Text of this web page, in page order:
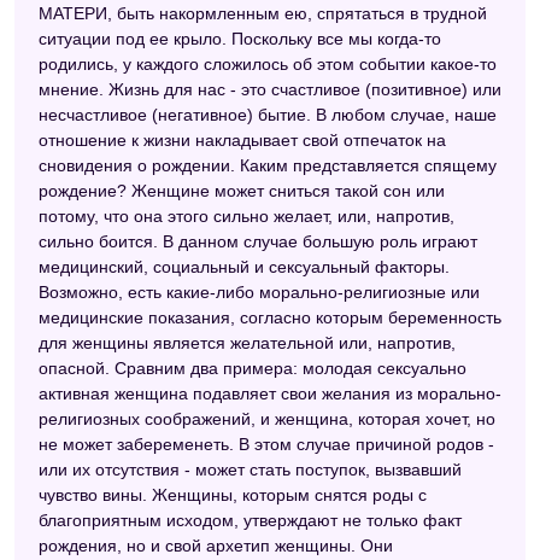
Сонник для стервы
Восточный сонник
Сонник Фэн-шуй
Сонник Хассе
Эзотерический сонник
Сонник Цветкова
Сонник целительницы Федоровской
МАТЕРИ, быть накормленным ею, спрятаться в трудной
ситуации под ее крыло. Поскольку все мы когда-то
родились, у каждого сложилось об этом событии какое-то
мнение. Жизнь для нас - это счастливое (позитивное) или
несчастливое (негативное) бытие. В любом случае, наше
отношение к жизни накладывает свой отпечаток на
сновидения о рождении. Каким представляется спящему
рождение? Женщине может сниться такой сон или
потому, что она этого сильно желает, или, напротив,
сильно боится. В данном случае большую роль играют
медицинский, социальный и сексуальный факторы.
Возможно, есть какие-либо морально-религиозные или
медицинские показания, согласно которым беременность
для женщины является желательной или, напротив,
опасной. Сравним два примера: молодая сексуально
активная женщина подавляет свои желания из морально-
религиозных соображений, и женщина, которая хочет, но
не может забеременеть. В этом случае причиной родов -
или их отсутствия - может стать поступок, вызвавший
чувство вины. Женщины, которым снятся роды с
благоприятным исходом, утверждают не только факт
рождения, но и свой архетип женщины. Они